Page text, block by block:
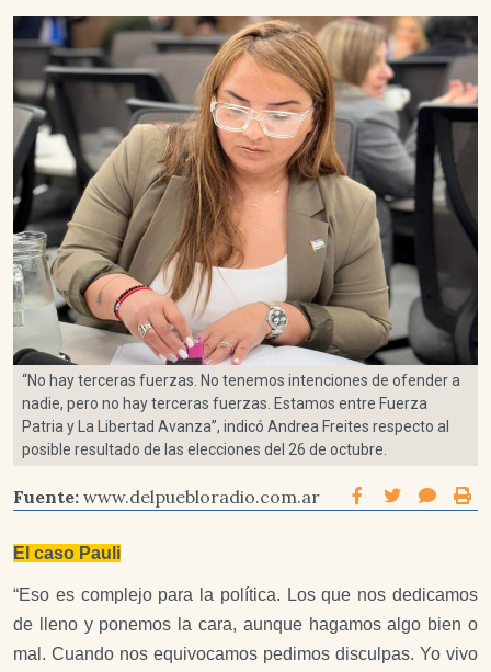
“No hay terceras fuerzas. No tenemos intenciones de ofender a
nadie, pero no hay terceras fuerzas. Estamos entre Fuerza
Patria y La Libertad Avanza”, indicó Andrea Freites respecto al
posible resultado de las elecciones del 26 de octubre.
Fuente: www.delpuebloradio.com.ar
El caso Pauli
“Eso es complejo para la política. Los que nos dedicamos
de lleno y ponemos la cara, aunque hagamos algo bien o
mal. Cuando nos equivocamos pedimos disculpas. Yo vivo